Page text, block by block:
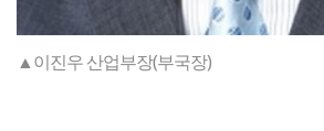
▲이진우 산업부장(부국장)